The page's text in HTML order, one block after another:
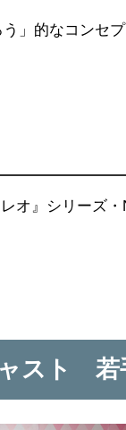
」的なコンセプ
オ』シリーズ
スト 若